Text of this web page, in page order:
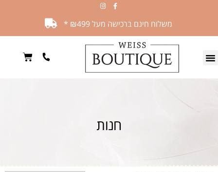
משלוח חינם ברכישה מעל ₪499 *
חנות